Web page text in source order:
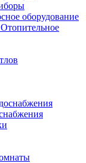
оборудование
Отопительное